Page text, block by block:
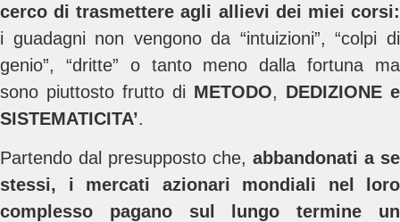
cerco di trasmettere agli allievi dei miei corsi:
i guadagni non vengono da “intuizioni”, “colpi di
genio”, “dritte” o tanto meno dalla fortuna ma
sono piuttosto frutto di METODO, DEDIZIONE e
SISTEMATICITA’.
Partendo dal presupposto che, abbandonati a se
stessi, i mercati azionari mondiali nel loro
complesso pagano sul lungo termine un